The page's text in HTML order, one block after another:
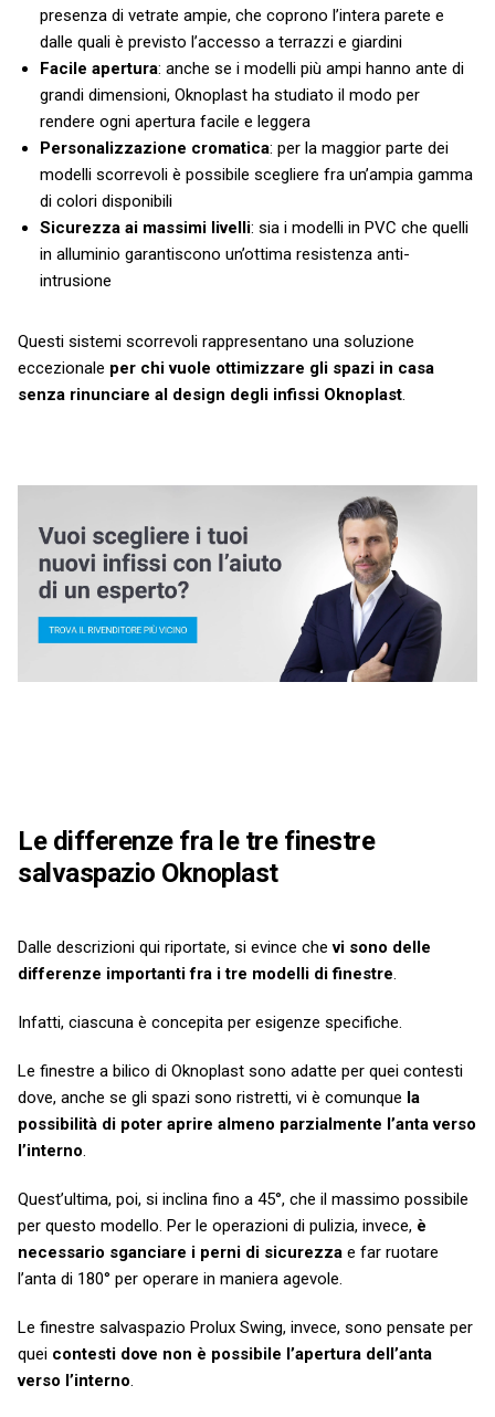
presenza di vetrate ampie, che coprono l’intera parete e
dalle quali è previsto l’accesso a terrazzi e giardini
Facile apertura: anche se i modelli più ampi hanno ante di
grandi dimensioni, Oknoplast ha studiato il modo per
rendere ogni apertura facile e leggera
Personalizzazione cromatica: per la maggior parte dei
modelli scorrevoli è possibile scegliere fra un’ampia gamma
di colori disponibili
Sicurezza ai massimi livelli: sia i modelli in PVC che quelli
in alluminio garantiscono un’ottima resistenza anti-
intrusione
Questi sistemi scorrevoli rappresentano una soluzione
eccezionale per chi vuole ottimizzare gli spazi in casa
senza rinunciare al design degli infissi Oknoplast.
Le differenze fra le tre finestre
salvaspazio Oknoplast
Dalle descrizioni qui riportate, si evince chevi sono delle
differenze importanti fra i tre modelli di finestre.
Infatti, ciascuna è concepita per esigenze specifiche.
Le finestre a bilico di Oknoplast sono adatte per quei contesti
dove, anche se gli spazi sono ristretti, vi è comunque la
possibilità di poter aprire almeno parzialmente l’anta verso
l’interno.
Quest’ultima, poi, si inclina fino a 45°, che il massimo possibile
per questo modello. Per le operazioni di pulizia, invece, è
necessario sganciare i perni di sicurezza e far ruotare
l’anta di 180° per operare in maniera agevole.
Le finestre salvaspazio Prolux Swing, invece, sono pensate per
quei contesti dove non è possibile l’apertura dell’anta
verso l’interno.